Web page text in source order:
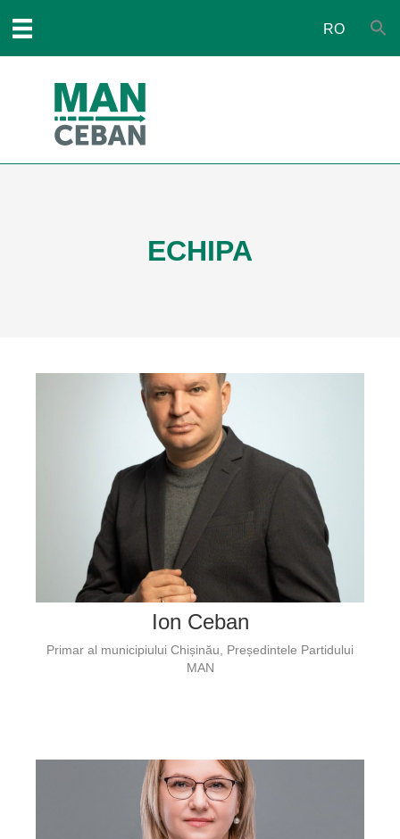
RO
ECHIPA
Ion Ceban
Primar al municipiului Chișinău, Președintele Partidului
MAN